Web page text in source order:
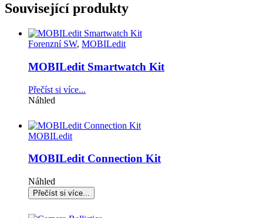
Související produkty
Forenzní SW, MOBILedit
MOBILedit Smartwatch Kit
Přečíst si více...
Náhled
MOBILedit
MOBILedit Connection Kit
Náhled